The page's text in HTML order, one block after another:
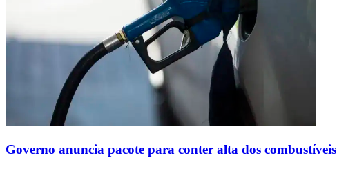
Governo anuncia pacote para conter alta dos combustíveis